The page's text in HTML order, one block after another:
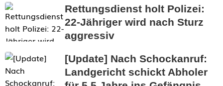
Rettungsdienst holt Polizei:
22-Jähriger wird nach Sturz
aggressiv
[Update] Nach Schockanruf:
Landgericht schickt Abholer